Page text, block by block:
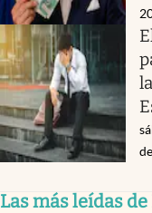
Las más leídas